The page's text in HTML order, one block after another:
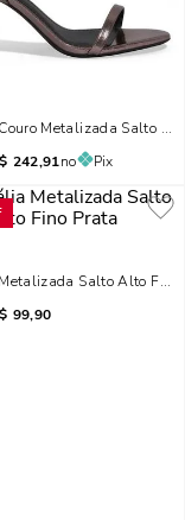
Metalizada Salto
242,91no Pix
Salto Alto Fino
99,90